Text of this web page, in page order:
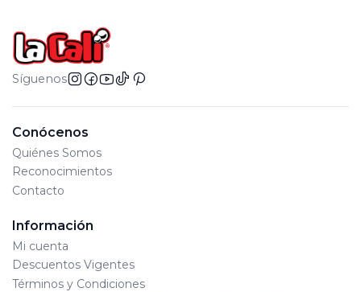
Síguenos
Conócenos
Quiénes Somos
Reconocimientos
Contacto
Información
Mi cuenta
Descuentos Vigentes
Términos y Condiciones